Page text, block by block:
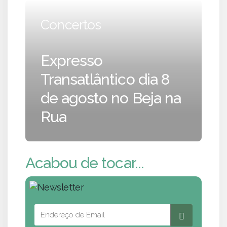
Concertos
Expresso
Transatlântico dia 8
de agosto no Beja na
Rua
Acabou de tocar...